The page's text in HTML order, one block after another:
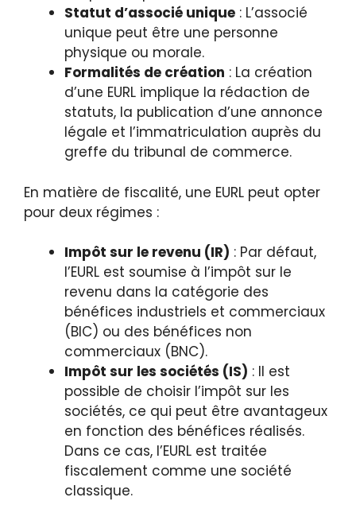
Statut d’associé unique : L’associé
unique peut être une personne
physique ou morale.
Formalités de création : La création
d’une EURL implique la rédaction de
statuts, la publication d’une annonce
légale et l’immatriculation auprès du
greffe du tribunal de commerce.
En matière de fiscalité, une EURL peut opter
pour deux régimes :
Impôt sur le revenu (IR) : Par défaut,
l’EURL est soumise à l’impôt sur le
revenu dans la catégorie des
bénéfices industriels et commerciaux
(BIC) ou des bénéfices non
commerciaux (BNC).
Impôt sur les sociétés (IS) : Il est
possible de choisir l’impôt sur les
sociétés, ce qui peut être avantageux
en fonction des bénéfices réalisés.
Dans ce cas, l’EURL est traitée
fiscalement comme une société
classique.